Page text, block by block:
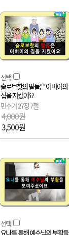
선택
슬로브핫의 딸들은 어버이의
집을 지켰어요
민수기 27장 7절
4,000원
3,500원
선택
요나를 통해 예수님의 부활을